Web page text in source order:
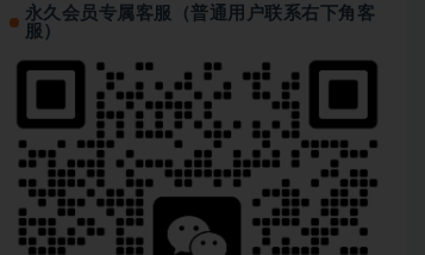
永久会员专属客服（普通用户联系右下角客
服）